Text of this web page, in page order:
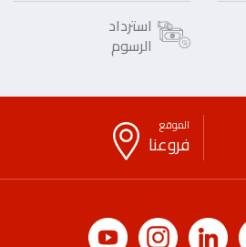
استرداد
الرسوم
الموقع
فروعنا